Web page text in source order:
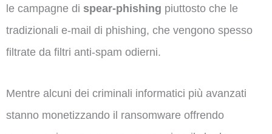
le campagne di spear-phishing piuttosto che le
tradizionali e-mail di phishing, che vengono spesso
filtrate da filtri anti-spam odierni.
Mentre alcuni dei criminali informatici più avanzati
stanno monetizzando il ransomware offrendo